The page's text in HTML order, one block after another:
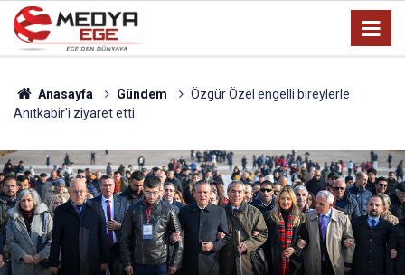
Anasayfa Gündem
Özgür Özel engelli bireylerle
Anıtkabir'i ziyaret etti